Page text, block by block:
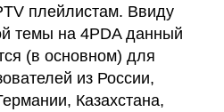
плейлистам. Ввиду
темы на 4PDA данный
(в основном) для
из России,
Казахстана,